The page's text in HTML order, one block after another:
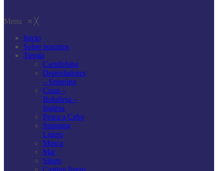
Menu ≡ ╳
Inicio
Sobre nosotros
Tienda
Carpfishing
Depredadores
– Spinning
Coup –
Boloñesa –
Inglesa
Pesca a Cebo
Spinning
Ligero
Mosca
Mar
Siluro
Casting ligero